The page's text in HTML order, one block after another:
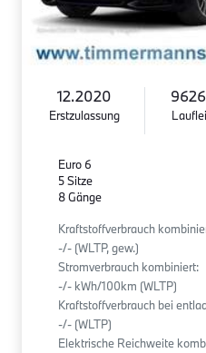
12.2020
Erstzulassung
Euro 6
5 Sitze
8 Gänge
Kraftstoffverbrauch
-/- (WLTP, gew.)
Stromverbrauch kombiniert:
-/- kWh/100km (WLTP)
Kraftstoffverbrauch bei
-/- (WLTP)
Elektrische Reichweite